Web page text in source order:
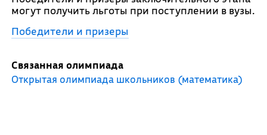
могут получить льготы при поступлении в вузы.
Победители и призеры
Связанная олимпиада
Открытая олимпиада школьников (математика)